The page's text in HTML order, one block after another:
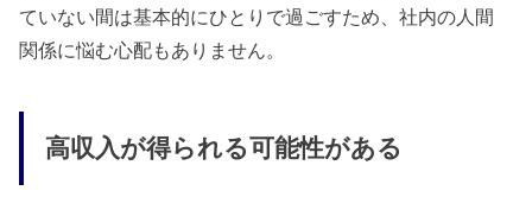
ていない間は基本的にひとりで過ごすため、社内の人間
関係に悩む心配もありません。
高収入が得られる可能性がある